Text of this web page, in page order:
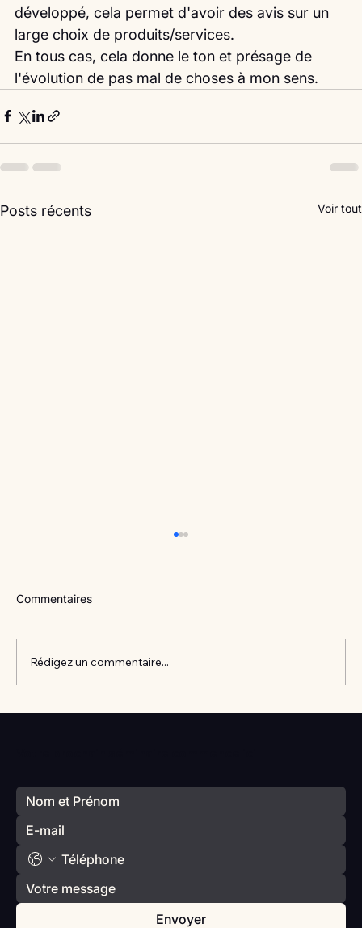
développé, cela permet d'avoir des avis sur un
large choix de produits/services.
En tous cas, cela donne le ton et présage de
l'évolution de pas mal de choses à mon sens.
Posts récents Voir tout
Commentaires
Rédigez un commentaire...
Envoyer